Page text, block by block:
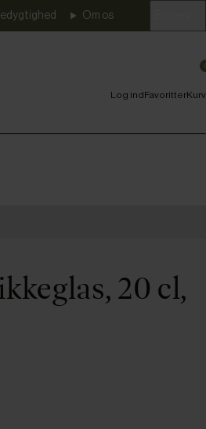
Om os
Log indFavoritterKurv
20 cl,